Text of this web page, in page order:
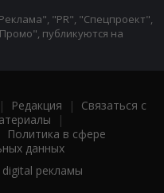
"PR", "Спецпроект",
публикуются на
| Редакция | Связаться с
|
Политика в сфере
данных
рекламы